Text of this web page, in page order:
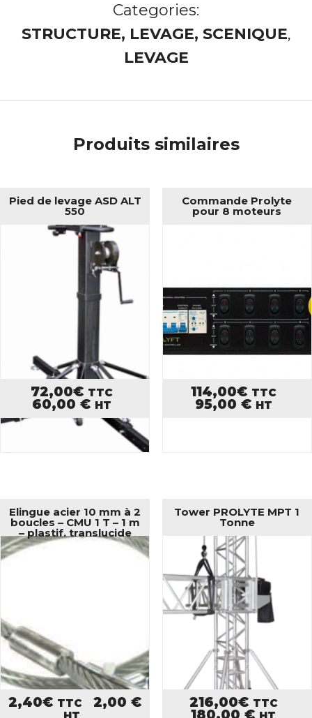
Categories:
STRUCTURE, LEVAGE, SCENIQUE,
LEVAGE
Produits similaires
Pied de levage ASD ALT
550
72,00€ TTC
60,00 € HT
Commande Prolyte
pour 8 moteurs
114,00€ TTC
95,00 € HT
Elingue acier 10 mm à 2
boucles – CMU 1 T – 1 m
– plastif. translucide
2,40€ TTC 2,00€
Tower PROLYTE MPT 1
Tonne
216,00€ TTC